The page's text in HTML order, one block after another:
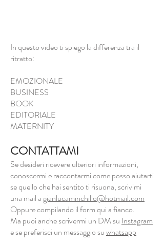
In questo video ti spiego la differenza tra il
ritratto:
EMOZIONALE
BUSINESS
BOOK
EDITORIALE
MATERNITY
CONTATTAMI
Se desideri ricevere ulteriori informazioni,
conoscermi e raccontarmi come posso aiutarti
se quello che hai sentito ti risuona, scrivimi
una mail agianlucaminchillo@hotmail.com
Oppure compilando il form qui a fianco.
Ma puoi anche scrivermi un DM su Instagram
e se preferisci un messaggio suwhatsapp